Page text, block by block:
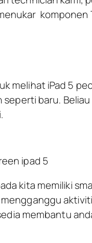
komponen
melihat iPad 5
seperti baru.
ipad 5
kita memiliki
membantu